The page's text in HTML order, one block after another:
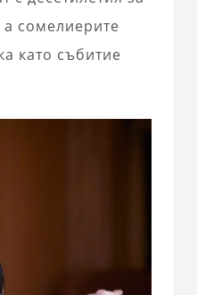
сомелиерите
като събитие